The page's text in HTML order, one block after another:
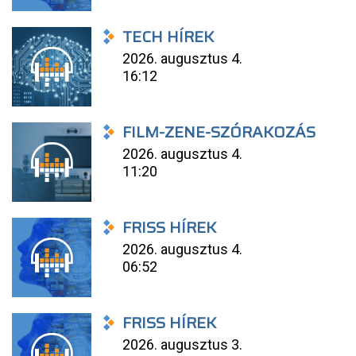
TECH HÍREK
2026. augusztus 4.
16:12
FILM-ZENE-SZÓRAKOZÁS
2026. augusztus 4.
11:20
FRISS HÍREK
2026. augusztus 4.
06:52
FRISS HÍREK
2026. augusztus 3.